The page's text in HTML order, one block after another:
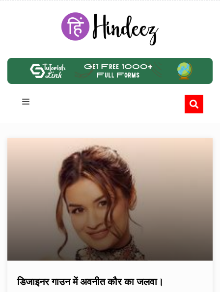
डिजाइनर गाउन में अवनीत कौर का जलवा।